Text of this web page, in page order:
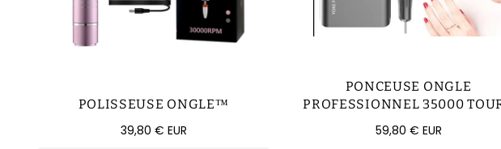
POLISSEUSE ONGLE™
Prix
39,80 € EUR
PONCEUSE ONGLE
PROFESSIONNEL 35000
Prix
59,80 € EUR